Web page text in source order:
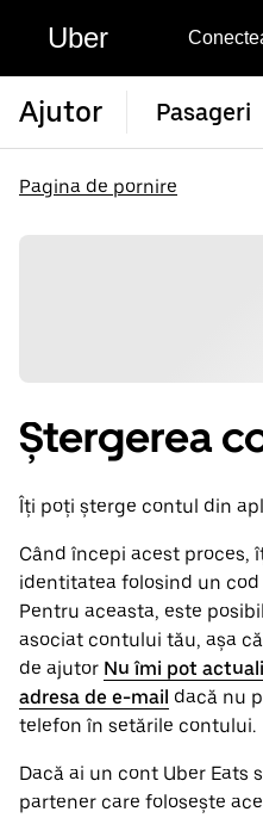
Uber
Ajutor Pasageri
Pagina de pornire
Ștergerea
Îți poți șterge contul din
Când începi acest proces,
identitatea folosind un
Pentru aceasta, este
asociat contului tău, așa
de ajutor Nu îmi pot
adresa de e-mail dacă nu
telefon în setările contului.
Dacă ai un cont Uber Eats
partener care folosește